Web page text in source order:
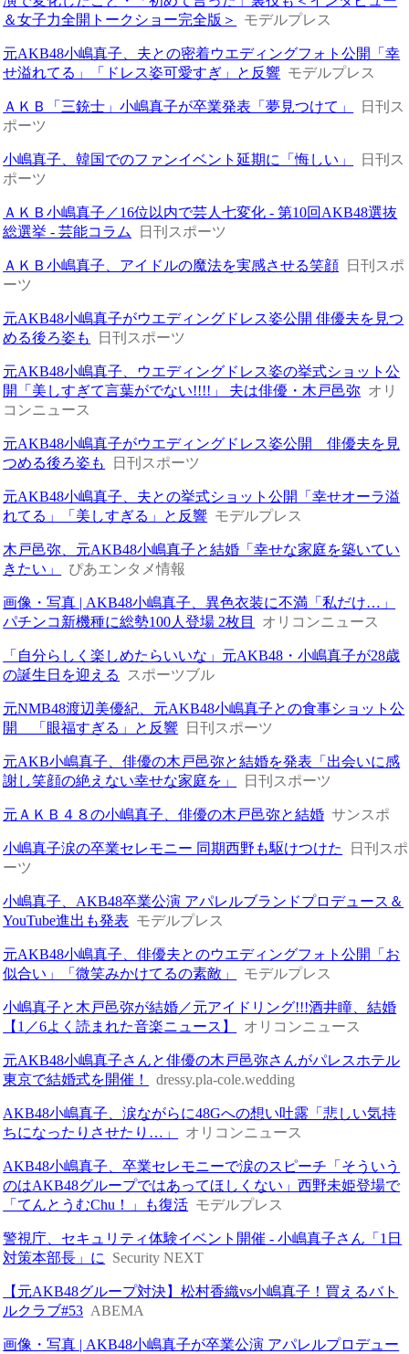
＆女子力全開トークショー完全版＞
モデルプレス
元AKB48小嶋真子、夫との密着ウエディングフォト公開「幸
せ溢れてる」「ドレス姿可愛すぎ」と反響 モデルプレス
ＡＫＢ「三銃士」小嶋真子が卒業発表「夢見つけて」
日刊ス
ポーツ
小嶋真子、韓国でのファンイベント延期に「悔しい」
日刊ス
ポーツ
ＡＫＢ小嶋真子／16位以内で芸人七変化 - 第10回AKB48選抜
総選挙 - 芸能コラム
日刊スポーツ
ＡＫＢ小嶋真子、アイドルの魔法を実感させる笑顔
日刊スポ
ーツ
元AKB48小嶋真子がウエディングドレス姿公開 俳優夫を見つ
める後ろ姿も
日刊スポーツ
元AKB48小嶋真子、ウエディングドレス姿の挙式ショット公
開「美しすぎて言葉がでない!!!!」 夫は俳優・木戸邑弥 オリ
コンニュース
元AKB48小嶋真子がウエディングドレス姿公開 俳優夫を見
つめる後ろ姿も
日刊スポーツ
元AKB48小嶋真子、夫との挙式ショット公開「幸せオーラ溢
れてる」「美しすぎる」と反響 モデルプレス
木戸邑弥、元AKB48小嶋真子と結婚「幸せな家庭を築いてい
きたい」
ぴあエンタメ情報
画像・写真 | AKB48小嶋真子、異色衣装に不満「私だけ…」
パチンコ新機種に総勢100人登場 2枚目
オリコンニュース
「自分らしく楽しめたらいいな」元AKB48・小嶋真子が28歳
の誕生日を迎える
スポーツブル
元NMB48渡辺美優紀、元AKB48小嶋真子との食事ショット公
開 「眼福すぎる」と反響
日刊スポーツ
元AKB小嶋真子、俳優の木戸邑弥と結婚を発表「出会いに感
謝し笑顔の絶えない幸せな家庭を」
日刊スポーツ
元ＡＫＢ４８の小嶋真子、俳優の木戸邑弥と結婚 サンスポ
小嶋真子涙の卒業セレモニー 同期西野も駆けつけた
日刊スポ
ーツ
小嶋真子、AKB48卒業公演 アパレルブランドプロデュース＆
YouTube進出も発表 モデルプレス
元AKB48小嶋真子、俳優夫とのウエディングフォト公開「お
似合い」「微笑みかけてるの素敵」
モデルプレス
小嶋真子と木戸邑弥が結婚／元アイドリング!!!酒井瞳、結婚
【1／6よく読まれた音楽ニュース】
オリコンニュース
元AKB48小嶋真子さんと俳優の木戸邑弥さんがパレスホテル
東京で結婚式を開催！
dressy.pla-cole.wedding
AKB48小嶋真子、涙ながらに48Gへの想い吐露「悲しい気持
ちになったりさせたり…」
オリコンニュース
AKB48小嶋真子、卒業セレモニーで涙のスピーチ「そういう
のはAKB48グループではあってほしくない」西野未姫登場で
「てんとうむChu！」も復活 モデルプレス
警視庁、セキュリティ体験イベント開催 - 小嶋真子さん「1日
対策本部長」に
Security NEXT
【元AKB48グループ対決】松村香織vs小嶋真子！買えるバト
ルクラブ#53 ABEMA
画像・写真 | AKB48小嶋真子が卒業公演 アパレルプロデュー